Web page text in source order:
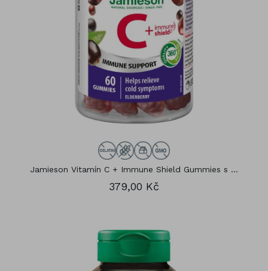
Jamieson Vitamín C + Immune Shield Gummies s ...
379,00 Kč